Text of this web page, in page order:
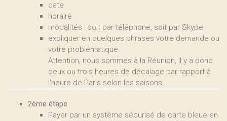
date
horaire
modalités : soit par téléphone, soit par Skype
expliquer en quelques phrases votre demande ou
votre problématique.
Attention, nous sommes à la Réunion, il y a donc
deux ou trois heures de décalage par rapport à
l’heure de Paris selon les saisons.
2ème étape
Payer par un système sécurisé de carte bleue en